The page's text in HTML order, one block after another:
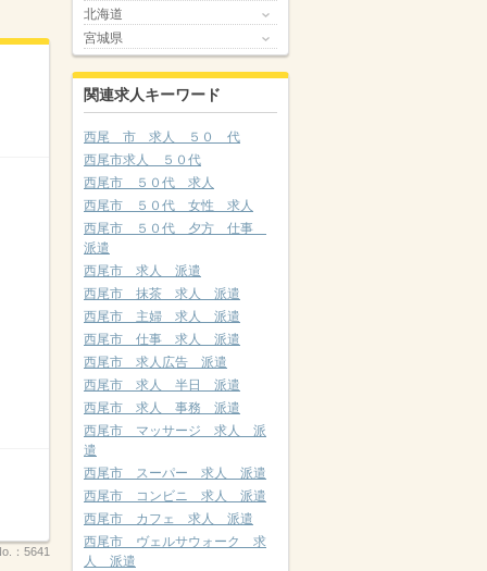
： 5641
北海道
宮城県
関連求人キーワード
西尾 市 求人 ５０ 代
西尾市求人 ５０代
西尾市 ５０代 求人
西尾市 ５０代 女性 求人
西尾市 ５０代 夕方 仕事
派遣
西尾市 求人 派遣
西尾市 抹茶 求人 派遣
西尾市 主婦 求人 派遣
西尾市 仕事 求人 派遣
西尾市 求人広告 派遣
西尾市 求人 半日 派遣
西尾市 求人 事務 派遣
西尾市 マッサージ 求人 派
遣
西尾市 スーパー 求人 派遣
西尾市 コンビニ 求人 派遣
西尾市 カフェ 求人 派遣
西尾市 ヴェルサウォーク 求
人 派遣